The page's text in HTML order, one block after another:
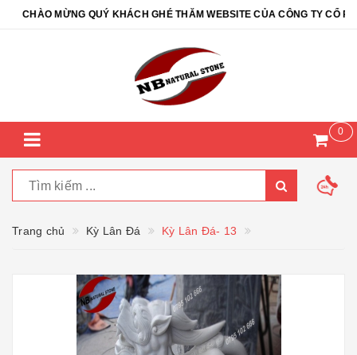
CHÀO MỪNG QUÝ KHÁCH GHÉ THĂM WEBSITE CỦA CÔNG TY CỔ
0
Trang chủ Kỳ Lân Đá Kỳ Lân Đá- 13